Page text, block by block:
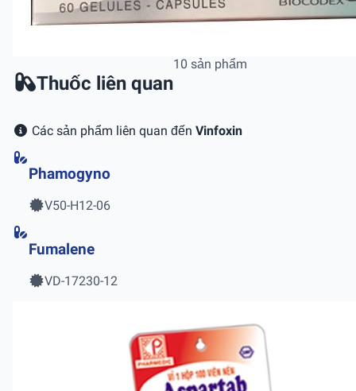
Thuốc liên quan
10 sản phẩm
Các sản phẩm liên quan đến Vinfoxin
Phamogyno
V50-H12-06
Fumalene
VD-17230-12